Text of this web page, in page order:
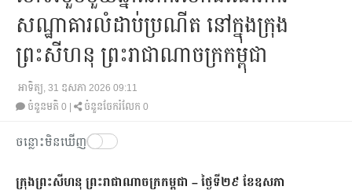
សណ្ឋាគារលំដាប់ប្រណីត នៅក្នុងក្រុង
ព្រះសីហនុ ព្រះរាជាណាចក្រកម្ពុជា
អាទិត្យ, 31 ឧសភា 2026 09:11
ចំនួនមតិ 0 ចំនួនចែករំលែក 0
ចន្លោះមិនឃើញ
ក្រុងព្រះសីហនុ ព្រះរាជាណាចក្រកម្ពុជា – ថ្ងៃទី២៩ ខែឧសភា